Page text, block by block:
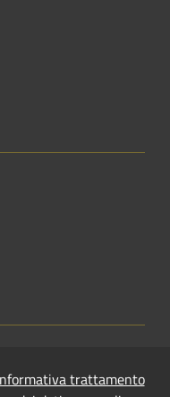
trattamento